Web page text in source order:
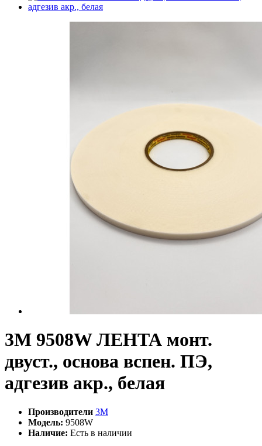
3М 9508W ЛЕНТА монт.
двуст., основа вспен. ПЭ,
адгезив акр., белая
Производители 3M
Модель: 9508W
Наличие: Есть в наличии